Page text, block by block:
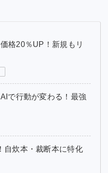
格20％UP！新規もリ
で行動が変わる！最強
自炊本・裁断本に特化